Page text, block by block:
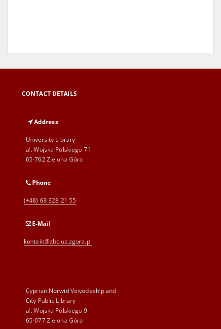
CONTACT DETAILS
Address
University Library
al. Wojska Polskiego 71
65-762 Zielona Góra
Phone
(+48) 68 328 21 55
E-Mail
kontakt@zbc.uz.zgora.pl
Cyprian Norwid Voivodeship and
City Public Library
al. Wojska Polskiego 9
65-077 Zielona Góra